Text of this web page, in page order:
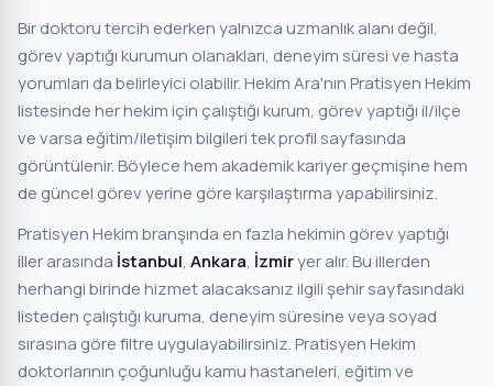
Bir doktoru tercih ederken yalnızca uzmanlık alanı değil,
görev yaptığı kurumun olanakları, deneyim süresi ve hasta
yorumları da belirleyici olabilir. Hekim Ara'nın Pratisyen Hekim
listesinde her hekim için çalıştığı kurum, görev yaptığı il/ilçe
ve varsa eğitim/iletişim bilgileri tek profil sayfasında
görüntülenir. Böylece hem akademik kariyer geçmişine hem
de güncel görev yerine göre karşılaştırma yapabilirsiniz.
Pratisyen Hekim branşında en fazla hekimin görev yaptığı
iller arasında İstanbul, Ankara, İzmiryer alır. Bu illerden
herhangi birinde hizmet alacaksanız ilgili şehir sayfasındaki
listeden çalıştığı kuruma, deneyim süresine veya soyad
sırasına göre filtre uygulayabilirsiniz. Pratisyen Hekim
doktorlarının çoğunluğu kamu hastaneleri, eğitim ve